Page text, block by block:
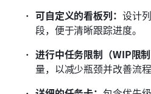
可自定义的看板列： 设计
段，便于清晰跟踪进度。
进行中任务限制（WIP限制
量，以减少瓶颈并改善流程